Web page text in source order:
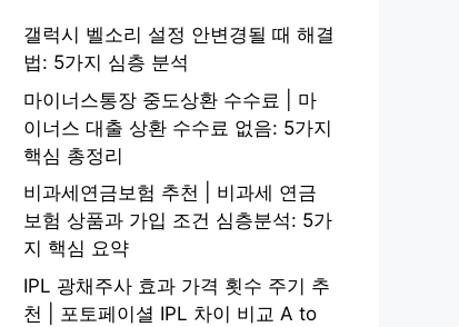
갤럭시 벨소리 설정 안변경될 때 해결
법: 5가지 심층 분석
마이너스통장 중도상환 수수료 | 마
이너스 대출 상환 수수료 없음: 5가지
핵심 총정리
비과세연금보험 추천 | 비과세 연금
보험 상품과 가입 조건 심층분석: 5가
지 핵심 요약
IPL 광채주사 효과 가격 횟수 주기 추
천 | 포토페이셜 IPL 차이 비교 A to